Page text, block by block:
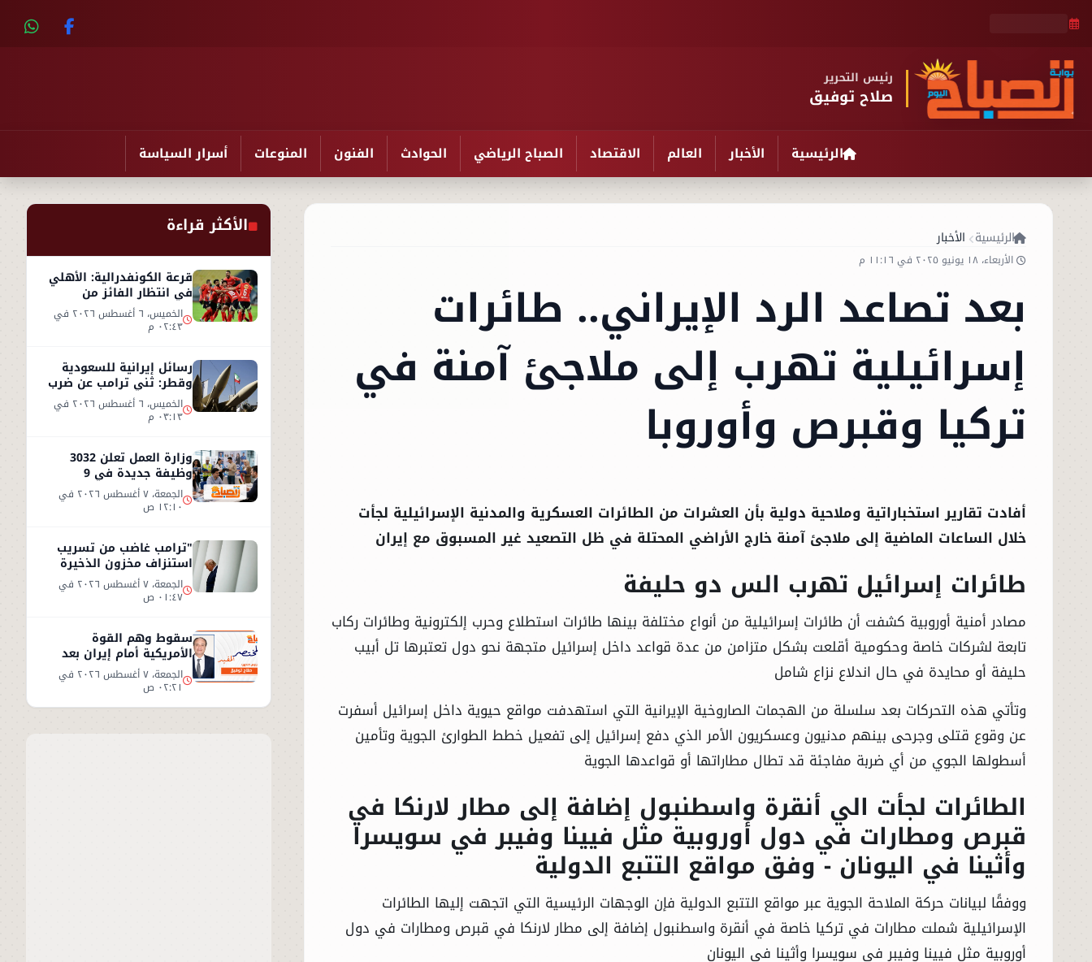
رئيس التحرير
صلاح توفيق
الرئيسية الأخبار العالم الاقتصاد الصباح الرياضي الحوادث الفنون المنوعات أسرار السياسة
الرئيسية الأخبار
الأربعاء، ١٨ يونيو ٢٠٢٥ في ١١:١٦ م
بعد تصاعد الرد الإيراني.. طائرات
إسرائيلية تهرب إلى ملاجئ آمنة في
تركيا وقبرص وأوروبا
أفادت تقارير استخباراتية وملاحية دولية بأن العشرات من الطائرات العسكرية والمدنية الإسرائيلية لجأت
خلال الساعات الماضية إلى ملاجئ آمنة خارج الأراضي المحتلة في ظل التصعيد غير المسبوق مع إيران
طائرات إسرائيل تهرب الس دو حليفة
مصادر أمنية أوروبية كشفت أن طائرات إسرائيلية من أنواع مختلفة بينها طائرات استطلاع وحرب إلكترونية وطائرات ركاب
تابعة لشركات خاصة وحكومية أقلعت بشكل متزامن من عدة قواعد داخل إسرائيل متجهة نحو دول تعتبرها تل أبيب
حليفة أو محايدة في حال اندلاع نزاع شامل
وتأتي هذه التحركات بعد سلسلة من الهجمات الصاروخية الإيرانية التي استهدفت مواقع حيوية داخل إسرائيل أسفرت
عن وقوع قتلى وجرحى بينهم مدنيون وعسكريون الأمر الذي دفع إسرائيل إلى تفعيل خطط الطوارئ الجوية وتأمين
أسطولها الجوي من أي ضربة مفاجئة قد تطال مطاراتها أو قواعدها الجوية
الطائرات لجأت الي أنقرة واسطنبول إضافة إلى مطار لارنكا في
قبرص ومطارات في دول أوروبية مثل فيينا وفيبر في سويسرا
وأثينا في اليونان - وفق مواقع التتبع الدولية
ووفقًا لبيانات حركة الملاحة الجوية عبر مواقع التتبع الدولية فإن الوجهات الرئيسية التي اتجهت إليها الطائرات
الإسرائيلية شملت مطارات في تركيا خاصة في أنقرة واسطنبول إضافة إلى مطار لارنكا في قبرص ومطارات في دول
أوروبية مثل فيينا وفيبر في سويسرا وأثينا في اليونان
الأكثر قراءة
قرعة الكونفدرالية: الأهلي
في انتظار الفائز من
مقديشو سيتي وكيتاراالخميس، ٦ أغسطس ٢٠٢٦ في
٠٢:٤٣ م
رسائل إيرانية للسعودية
وقطر: ثني ترامب عن ضرب
إيران أو سنرد على الخليج
الخميس، ٦ أغسطس ٢٠٢٦ في
٠٣:١٣ م
وزارة العمل تعلن 3032
وظيفة جديدة في 9
محافظات مصرية الجمعة، ٧ أغسطس ٢٠٢٦ في
١٢:١٠ ص
"ترامب غاضب من تسريب
استنزاف مخزون الذخيرة
الأمريكية" الجمعة، ٧ أغسطس ٢٠٢٦ في
٠١:٤٧ ص
سقوط وهم القوة
الأمريكية أمام إيران بعد
تسريبات السلاح" الجمعة، ٧ أغسطس ٢٠٢٦ في
٠٢:٢١ ص